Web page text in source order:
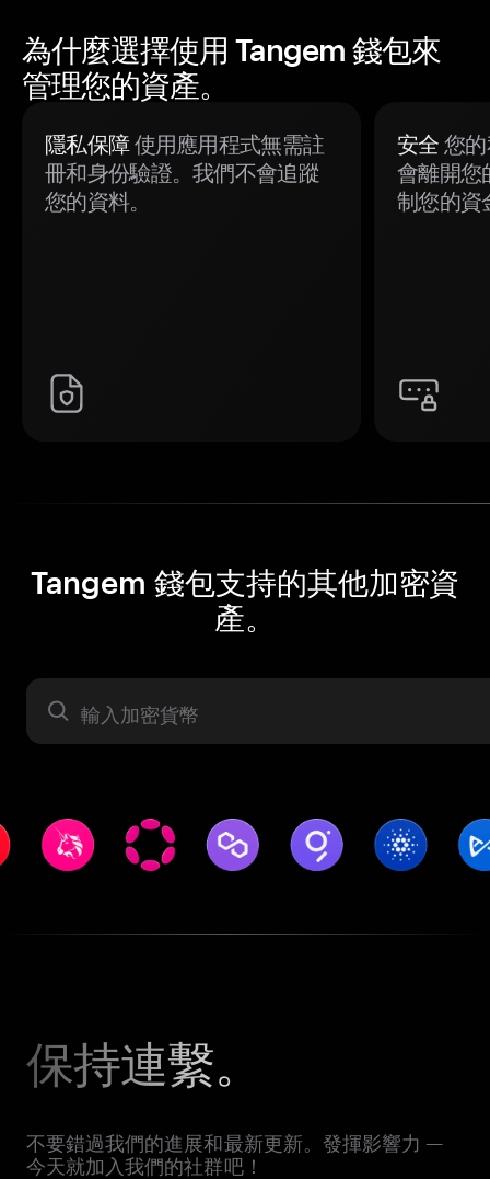
為什麼選擇使用 Tangem 錢包來
管理您的資產。
隱私保障使用應用程式無需註
冊和身份驗證。我們不會追蹤
您的資料。
安全 您
會離開您
制您的資
Tangem 錢包支持的其他加密資
產。
資產
保持連繫。
不要錯過我們的進展和最新更新。發揮影響力 —
今天就加入我們的社群吧！